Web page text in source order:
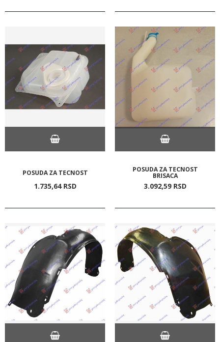
POSUDA ZA TECNOST
1.735,64 RSD
POSUDA ZA TECNOST
BRISACA
3.092,59 RSD